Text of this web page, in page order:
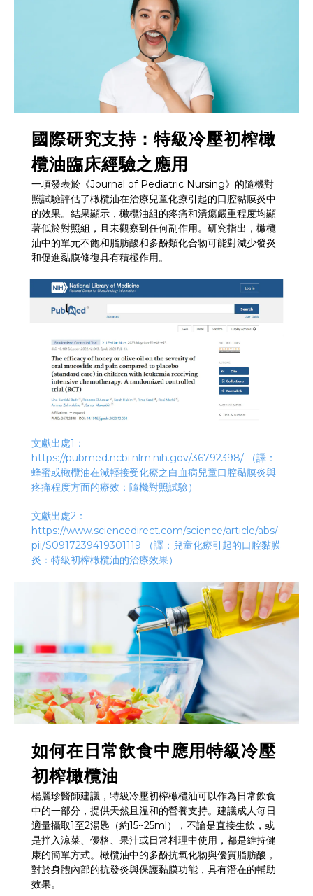
國際研究支持：特級冷壓初榨橄
欖油臨床經驗之應用
一項發表於《Journal of Pediatric Nursing》的隨機對
照試驗評估了橄欖油在治療兒童化療引起的口腔黏膜炎中
的效果。結果顯示，橄欖油組的疼痛和潰瘍嚴重程度均顯
著低於對照組，且未觀察到任何副作用。研究指出，橄欖
油中的單元不飽和脂肪酸和多酚類化合物可能對減少發炎
和促進黏膜修復具有積極作用。
文獻出處1：
https://pubmed.ncbi.nlm.nih.gov/36792398/ （譯：
蜂蜜或橄欖油在減輕接受化療之白血病兒童口腔黏膜炎與
疼痛程度方面的療效：隨機對照試驗）
文獻出處2：
https://www.sciencedirect.com/science/article/abs/
pii/S0917239419301119
（譯：兒童化療引起的口腔黏膜
炎：特級初榨橄欖油的治療效果）
如何在日常飲食中應用特級冷壓
初榨橄欖油
楊麗珍醫師建議，特級冷壓初榨橄欖油可以作為日常飲食
中的一部分，提供天然且溫和的營養支持。建議成人每日
適量攝取1至2湯匙（約15~25ml），不論是直接生飲，或
是拌入涼菜、優格、果汁或日常料理中使用，都是維持健
康的簡單方式。橄欖油中的多酚抗氧化物與優質脂肪酸，
對於身體內部的抗發炎與保護黏膜功能，具有潛在的輔助
效果。